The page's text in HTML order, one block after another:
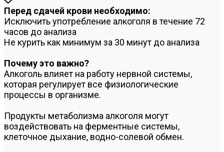
Перед сдачей крови необходимо:
Исключить употребление алкоголя в течение 72
часов до анализа
Не курить как минимум за 30 минут до анализа
Почему это важно?
Алкоголь влияет на работу нервной системы,
которая регулирует все физиологические
процессы в организме.
Продукты метаболизма алкоголя могут
воздействовать на ферментные системы,
клеточное дыхание, водно-солевой обмен.